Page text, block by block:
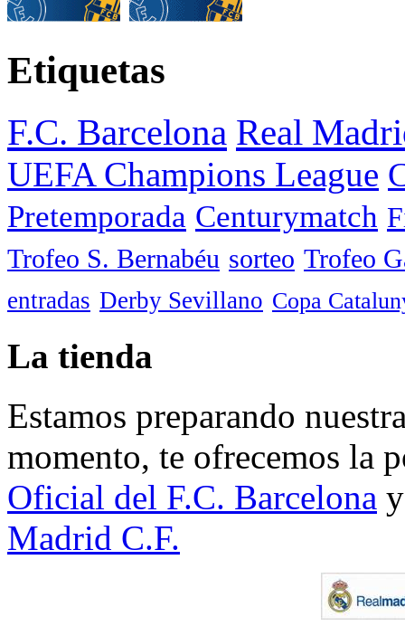
Etiquetas
F.C. Barcelona Real
UEFA Champions League
Pretemporada Centurymatch
Trofeo S. Bernabéu sorteo Trofeo
entradas Derby Sevillano Copa
La tienda
Estamos preparando
momento, te ofrecemos la
Oficial del F.C. Barcelona
Madrid C.F.